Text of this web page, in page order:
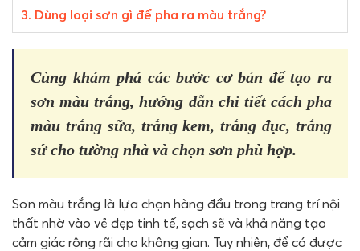
3. Dùng loại sơn gì để pha ra màu trắng?
Cùng khám phá các bước cơ bản để tạo ra
sơn màu trắng, hướng dẫn chi tiết cách pha
màu trắng sữa, trắng kem, trắng đục, trắng
sứ cho tường nhà và chọn sơn phù hợp.
Sơn màu trắng là lựa chọn hàng đầu trong trang trí nội
thất nhờ vào vẻ đẹp tinh tế, sạch sẽ và khả năng tạo
cảm giác rộng rãi cho không gian. Tuy nhiên, để có được